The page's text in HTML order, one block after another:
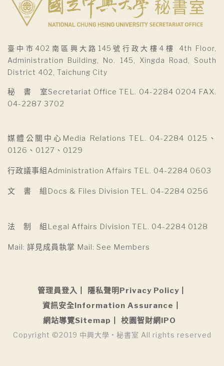
臺中市402南區興大路145號行政大樓4樓 4th Floor,
Administration Building, No. 145, Xingda Road, South
District 402, Taichung City
秘 書 室Secretariat Office TEL. 04-2284 0204 FAX.
04-2287 3702
媒體公關中心Media Relations TEL. 04-2284 0125、
0126、0127、0129
行政議事組Administration Affairs TEL. 04-2284 0603
文 書 組Docs & Files Division TEL. 04-2284 0256
法 制 組Legal Affairs Division TEL. 04-2284 0128
Mail: 詳見成員執掌 Mail: See Members
管理員登入
隱私聲明Privacy Policy
資訊安全Information Assurance
網站導覽Sitemap
校園智財網IPO
Copyright ©2019 中興大學 • 秘書室 All rights reserved